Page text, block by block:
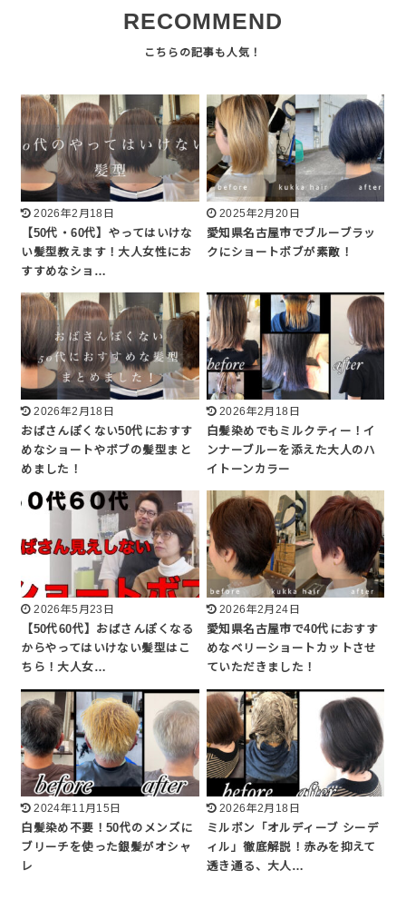
RECOMMEND
2026年2月18日
【50代・60代】やってはいけな
い髪型教えます！大人女性にお
すすめなショ…
2025年2月20日
愛知県名古屋市でブルーブラッ
クにショートボブが素敵！
2026年2月18日
おばさんぽくない50代におすす
めなショートやボブの髪型まと
めました！
2026年2月18日
白髪染めでもミルクティー！イ
ンナーブルーを添えた大人のハ
イトーンカラー
2026年5月23日
【50代60代】おばさんぽくなる
からやってはいけない髪型はこ
ちら！大人女…
2026年2月24日
愛知県名古屋市で40代におすす
めなベリーショートカットさせ
ていただきました！
2024年11月15日
白髪染め不要！50代のメンズに
ブリーチを使った銀髪がオシャ
レ
2026年2月18日
ミルボン「オルディーブ シーデ
ィル」徹底解説！赤みを抑えて
透き通る、大人…